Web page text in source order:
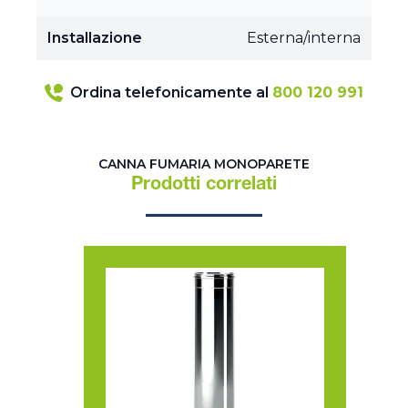
Installazione Esterna/interna
Ordina telefonicamente al 800 120 991
CANNA FUMARIA MONOPARETE
Prodotti correlati